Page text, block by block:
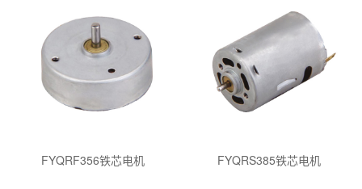
FYQRF356铁芯电机 FYQRS385铁芯电机